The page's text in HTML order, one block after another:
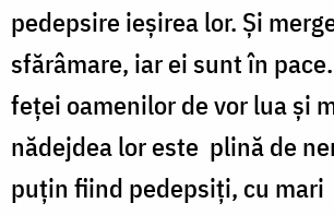
pedepsire ieşirea lor. Şi
sfărâmare, iar ei sunt în
feţei oamenilor de vor lua şi
nădejdea lor este plină de
puţin fiind pedepsiţi, cu mari